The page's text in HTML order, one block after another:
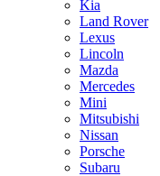
Kia
Land Rover
Lexus
Lincoln
Mazda
Mercedes
Mini
Mitsubishi
Nissan
Porsche
Subaru